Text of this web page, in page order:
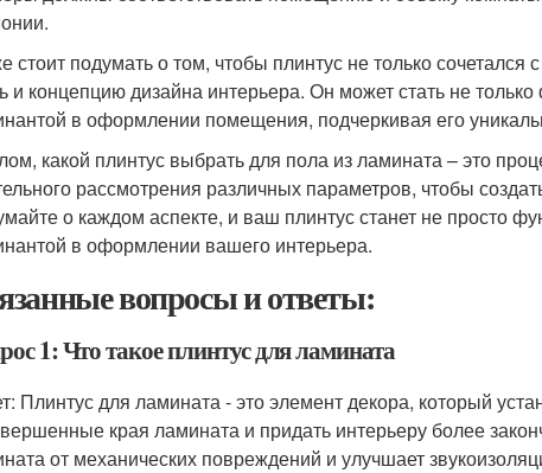
стоит подумать о том, чтобы плинтус не только
и концепцию дизайна интерьера. Он может стать не
в оформлении помещения, подчеркивая его
какой плинтус выбрать для пола из ламината – это
рассмотрения различных параметров, чтобы
о каждом аспекте, и ваш плинтус станет не просто
в оформлении вашего интерьера.
вопросы и ответы:
1: Что такое плинтус для ламината
Плинтус для ламината - это элемент декора, который
края ламината и придать интерьеру более
от механических повреждений и улучшает